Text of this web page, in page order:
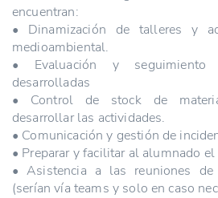
encuentran:
• Dinamización de talleres y
medioambiental.
• Evaluación y
desarrolladas
• Control de stock de
desarrollar las actividades.
• Comunicación y gestión de
• Preparar y facilitar al alumnado
• Asistencia a las reuniones de
(serían vía teams y solo en caso